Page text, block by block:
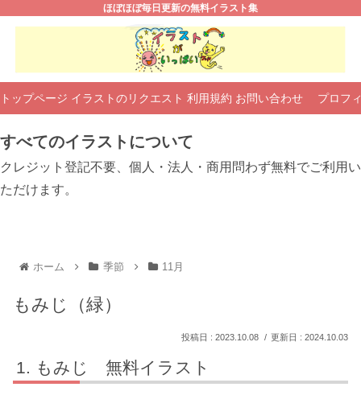
ほぼほぼ毎日更新の無料イラスト集
トップページ イラストのリクエスト 利用規約 お問い合わせ プロフ
すべてのイラストについて
クレジット登記不要、個人・法人・商用問わず無料でご利用い
ただけます。
ホーム 季節 11月
もみじ（緑）
2023.10.08 2024.10.03
もみじ 無料イラスト